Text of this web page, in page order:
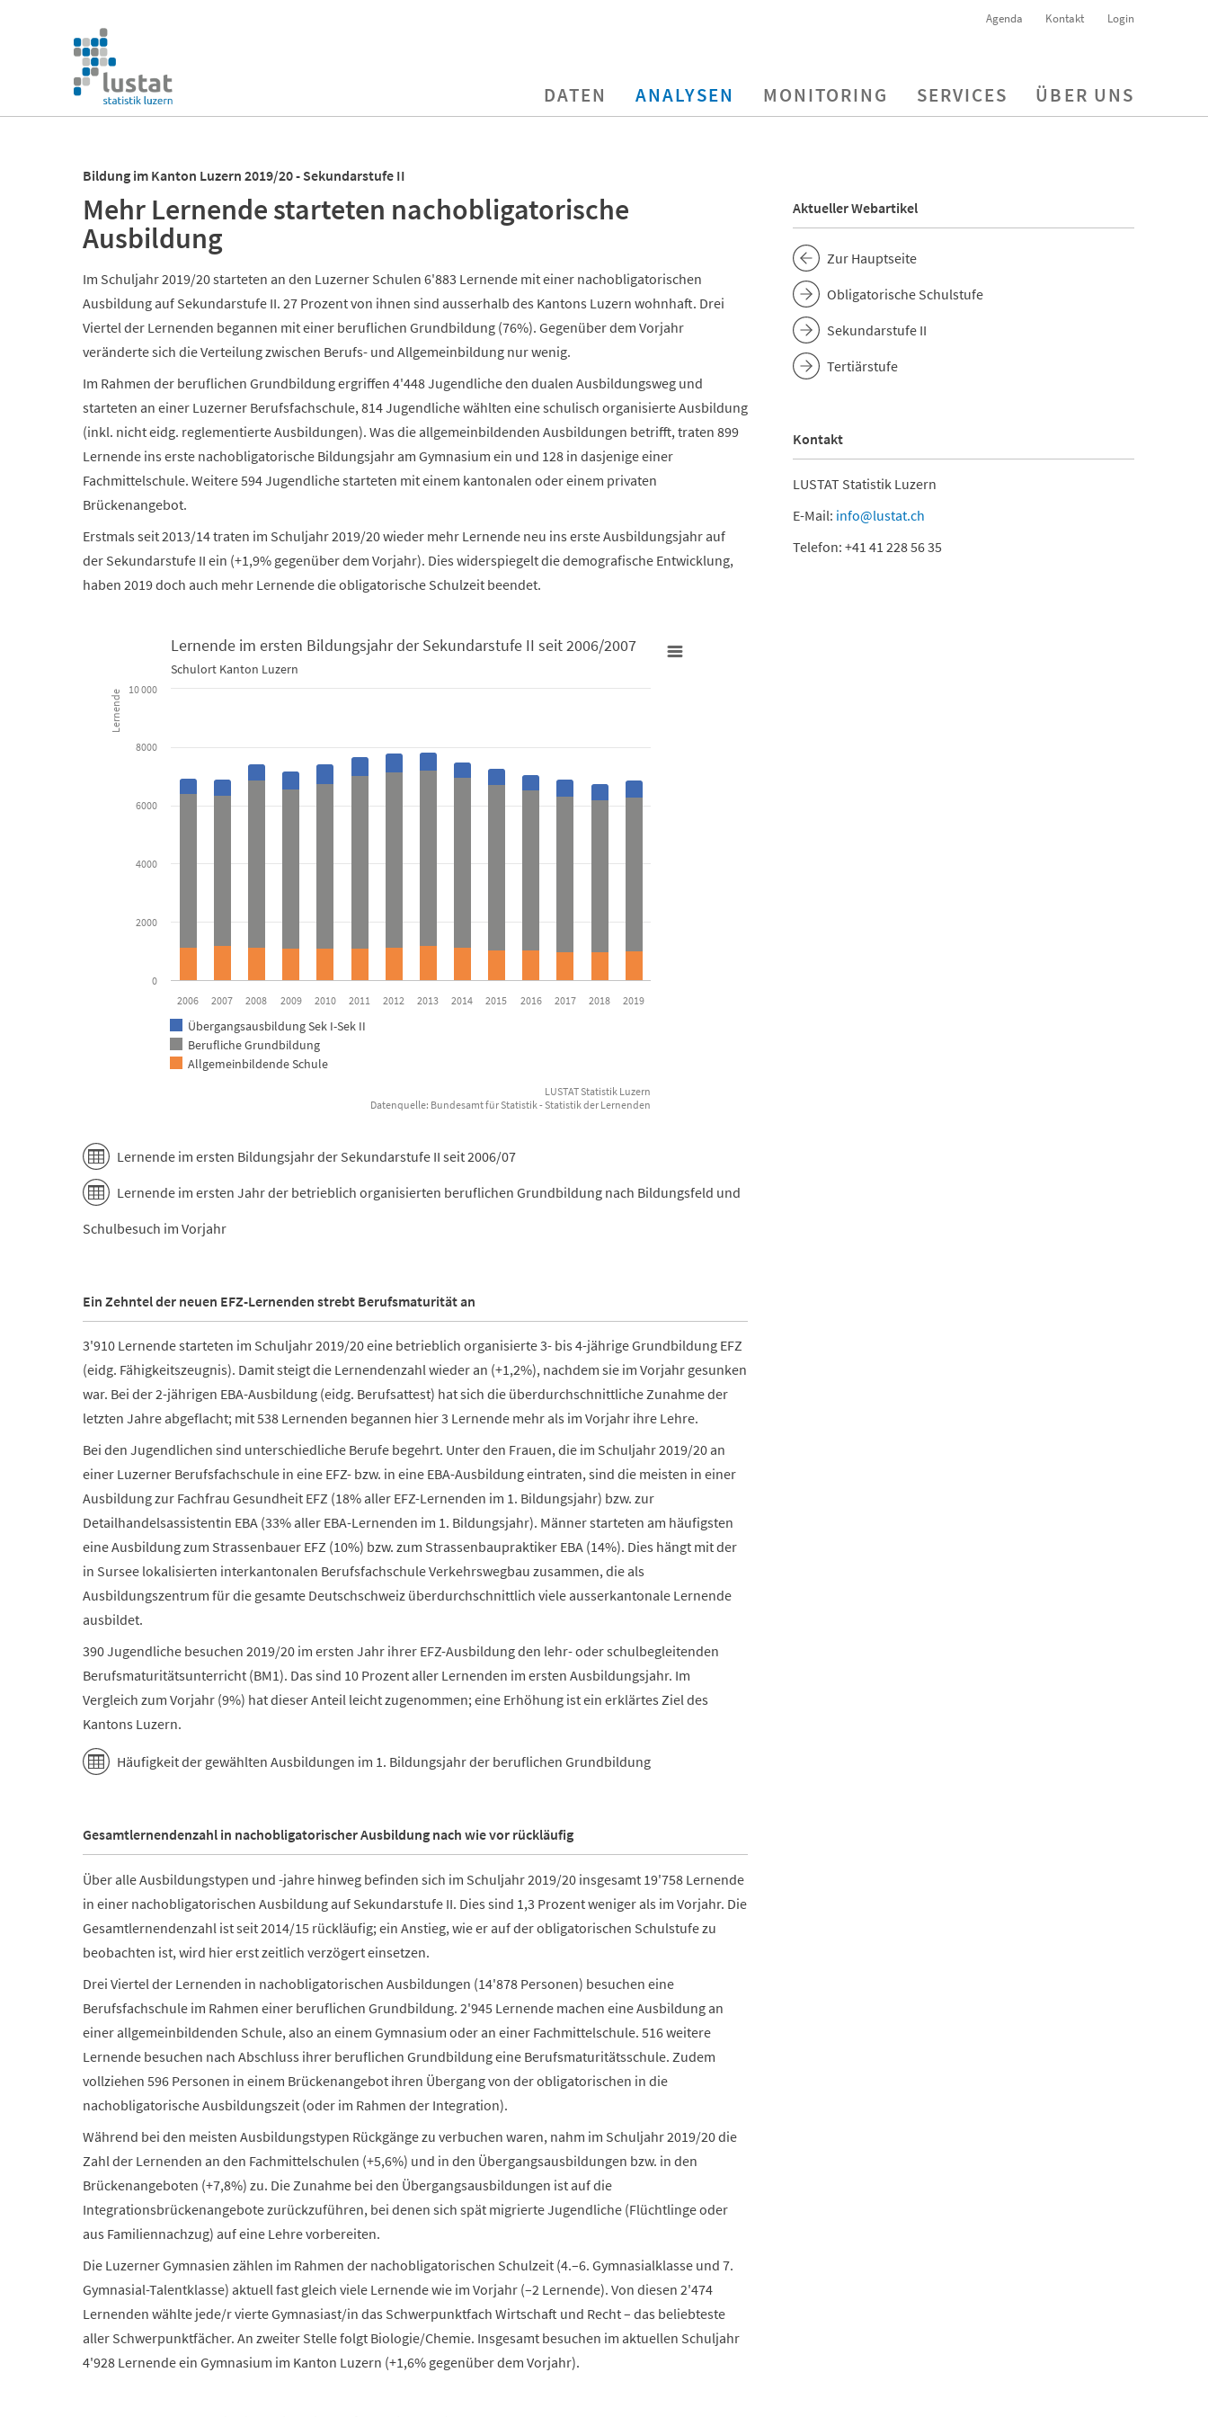
überspringen
Agenda Kontakt Login
Navigation
überspringen
DATEN ANALYSEN MONITORING SERVICES ÜBER UNS
Bildung im Kanton Luzern 2019/20 - Sekundarstufe II
Mehr Lernende starteten nachobligatorische
Ausbildung
Im Schuljahr 2019/20 starteten an den Luzerner Schulen 6'883 Lernende mit einer nachobligatorischen
Ausbildung auf Sekundarstufe II. 27 Prozent von ihnen sind ausserhalb des Kantons Luzern wohnhaft. Drei
Viertel der Lernenden begannen mit einer beruflichen Grundbildung (76%). Gegenüber dem Vorjahr
veränderte sich die Verteilung zwischen Berufs- und Allgemeinbildung nur wenig.
Im Rahmen der beruflichen Grundbildung ergriffen 4'448 Jugendliche den dualen Ausbildungsweg und
starteten an einer Luzerner Berufsfachschule, 814 Jugendliche wählten eine schulisch organisierte Ausbildung
(inkl. nicht eidg. reglementierte Ausbildungen). Was die allgemeinbildenden Ausbildungen betrifft, traten 899
Lernende ins erste nachobligatorische Bildungsjahr am Gymnasium ein und 128 in dasjenige einer
Fachmittelschule. Weitere 594 Jugendliche starteten mit einem kantonalen oder einem privaten
Brückenangebot.
Erstmals seit 2013/14 traten im Schuljahr 2019/20 wieder mehr Lernende neu ins erste Ausbildungsjahr auf
der Sekundarstufe II ein (+1,9% gegenüber dem Vorjahr). Dies widerspiegelt die demografische Entwicklung,
haben 2019 doch auch mehr Lernende die obligatorische Schulzeit beendet.
Lernende im ersten Bildungsjahr der Sekundarstufe II seit 2006/2007
Bar chart with 3 data series.
Schulort Kanton Luzern
View as data table, Lernende im ersten Bildungsjahr der Sekundarstufe II seit 2006/2007
Lernende
Lernende im ersten Bildungsjahr der Sekundarstufe II seit 2006/2007
Schulort Kanton Luzern
Übergangsausbildung Sek I-Sek II
Berufliche Grundbildung
Allgemeinbildende Schule
2006 2007 2008 2009 2010 2011 2012 2013 2014 2015 2016 2017 2018 2019
0
2000
4000
6000
8000
10 000
LUSTAT Statistik Luzern
Datenquelle: Bundesamt für Statistik - Statistik der Lernenden
Lernende im ersten Bildungsjahr der Sekundarstufe II seit 2006/07
Lernende im ersten Jahr der betrieblich organisierten beruflichen Grundbildung nach Bildungsfeld und
Schulbesuch im Vorjahr
Ein Zehntel der neuen EFZ-Lernenden strebt Berufsmaturität an
3'910 Lernende starteten im Schuljahr 2019/20 eine betrieblich organisierte 3- bis 4-jährige Grundbildung EFZ
(eidg. Fähigkeitszeugnis). Damit steigt die Lernendenzahl wieder an (+1,2%), nachdem sie im Vorjahr gesunken
war. Bei der 2-jährigen EBA-Ausbildung (eidg. Berufsattest) hat sich die überdurchschnittliche Zunahme der
letzten Jahre abgeflacht; mit 538 Lernenden begannen hier 3 Lernende mehr als im Vorjahr ihre Lehre.
Bei den Jugendlichen sind unterschiedliche Berufe begehrt. Unter den Frauen, die im Schuljahr 2019/20 an
einer Luzerner Berufsfachschule in eine EFZ- bzw. in eine EBA-Ausbildung eintraten, sind die meisten in einer
Ausbildung zur Fachfrau Gesundheit EFZ (18% aller EFZ-Lernenden im 1. Bildungsjahr) bzw. zur
Detailhandelsassistentin EBA (33% aller EBA-Lernenden im 1. Bildungsjahr). Männer starteten am häufigsten
eine Ausbildung zum Strassenbauer EFZ (10%) bzw. zum Strassenbaupraktiker EBA (14%). Dies hängt mit der
in Sursee lokalisierten interkantonalen Berufsfachschule Verkehrswegbau zusammen, die als
Ausbildungszentrum für die gesamte Deutschschweiz überdurchschnittlich viele ausserkantonale Lernende
ausbildet.
390 Jugendliche besuchen 2019/20 im ersten Jahr ihrer EFZ-Ausbildung den lehr- oder schulbegleitenden
Berufsmaturitätsunterricht (BM1). Das sind 10 Prozent aller Lernenden im ersten Ausbildungsjahr. Im
Vergleich zum Vorjahr (9%) hat dieser Anteil leicht zugenommen; eine Erhöhung ist ein erklärtes Ziel des
Kantons Luzern.
Häufigkeit der gewählten Ausbildungen im 1. Bildungsjahr der beruflichen Grundbildung
Gesamtlernendenzahl in nachobligatorischer Ausbildung nach wie vor rückläufig
Über alle Ausbildungstypen und -jahre hinweg befinden sich im Schuljahr 2019/20 insgesamt 19'758 Lernende
in einer nachobligatorischen Ausbildung auf Sekundarstufe II. Dies sind 1,3 Prozent weniger als im Vorjahr. Die
Gesamtlernendenzahl ist seit 2014/15 rückläufig; ein Anstieg, wie er auf der obligatorischen Schulstufe zu
beobachten ist, wird hier erst zeitlich verzögert einsetzen.
Drei Viertel der Lernenden in nachobligatorischen Ausbildungen (14'878 Personen) besuchen eine
Berufsfachschule im Rahmen einer beruflichen Grundbildung. 2'945 Lernende machen eine Ausbildung an
einer allgemeinbildenden Schule, also an einem Gymnasium oder an einer Fachmittelschule. 516 weitere
Lernende besuchen nach Abschluss ihrer beruflichen Grundbildung eine Berufsmaturitätsschule. Zudem
vollziehen 596 Personen in einem Brückenangebot ihren Übergang von der obligatorischen in die
nachobligatorische Ausbildungszeit (oder im Rahmen der Integration).
Während bei den meisten Ausbildungstypen Rückgänge zu verbuchen waren, nahm im Schuljahr 2019/20 die
Zahl der Lernenden an den Fachmittelschulen (+5,6%) und in den Übergangsausbildungen bzw. in den
Brückenangeboten (+7,8%) zu. Die Zunahme bei den Übergangsausbildungen ist auf die
Integrationsbrückenangebote zurückzuführen, bei denen sich spät migrierte Jugendliche (Flüchtlinge oder
aus Familiennachzug) auf eine Lehre vorbereiten.
Die Luzerner Gymnasien zählen im Rahmen der nachobligatorischen Schulzeit (4.–6. Gymnasialklasse und 7.
Gymnasial-Talentklasse) aktuell fast gleich viele Lernende wie im Vorjahr (–2 Lernende). Von diesen 2'474
Lernenden wählte jede/r vierte Gymnasiast/in das Schwerpunktfach Wirtschaft und Recht – das beliebteste
aller Schwerpunktfächer. An zweiter Stelle folgt Biologie/Chemie. Insgesamt besuchen im aktuellen Schuljahr
4'928 Lernende ein Gymnasium im Kanton Luzern (+1,6% gegenüber dem Vorjahr).
Aktueller Webartikel
Zur Hauptseite
Obligatorische Schulstufe
Sekundarstufe II
Tertiärstufe
Kontakt
LUSTAT Statistik Luzern
E-Mail: info@lustat.ch
Telefon: +41 41 228 56 35